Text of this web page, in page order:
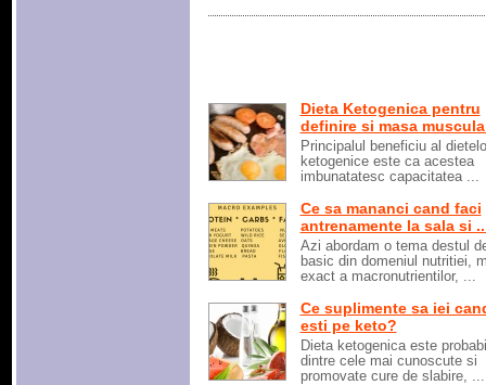
Dieta Ketogenica pentru
definire si masa
Principalul beneficiu al
ketogenice este ca acestea
imbunatatesc capacitatea ...
Ce sa mananci cand faci
antrenamente la sala si
Azi abordam o tema destul
basic din domeniul nutritiei,
exact a macronutrientilor, ...
Ce suplimente sa iei
esti pe keto?
Dieta ketogenica este
dintre cele mai cunoscute si
promovate cure de slabire, ...